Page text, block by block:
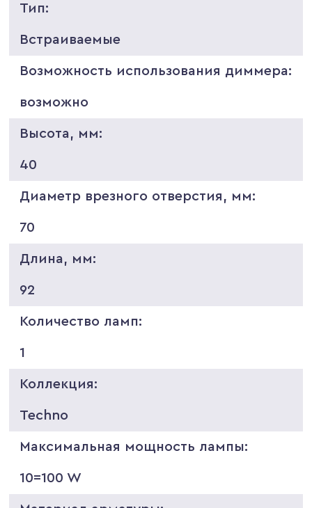
Тип:
Встраиваемые
Возможность использования диммера:
возможно
Высота, мм:
40
Диаметр врезного отверстия, мм:
70
Длина, мм:
92
Количество ламп:
1
Коллекция:
Techno
Максимальная мощность лампы:
10=100 W